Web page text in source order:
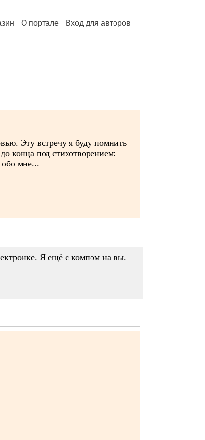
О портале Вход для авторов
Эту встречу я буду помнить
конца под стихотворением:
мне...
Я ещё с компом на вы.